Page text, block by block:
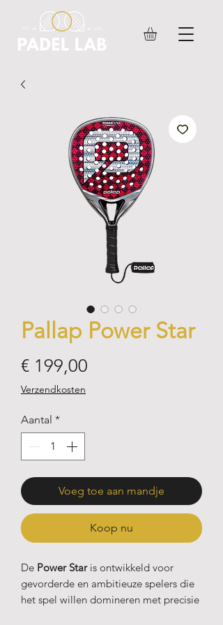
Pallap Power Star
€ 199,00
Verzendkosten
Aantal *
Voeg toe aan mandje
Koop nu
De Power Staris ontwikkeld voor
gevorderde en ambitieuze spelers die
het spel willen domineren met precisie